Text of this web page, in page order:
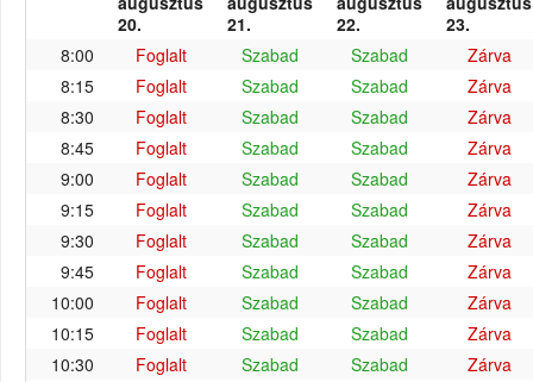
20.
21.
22.
23.
8:00
Foglalt Szabad Szabad
Zárva
8:15
Foglalt Szabad Szabad
Zárva
8:30
Foglalt Szabad Szabad
Zárva
8:45
Foglalt Szabad Szabad
Zárva
9:00
Foglalt Szabad Szabad
Zárva
9:15
Foglalt Szabad Szabad
Zárva
9:30
Foglalt Szabad Szabad
Zárva
9:45
Foglalt Szabad Szabad
Zárva
10:00
Foglalt Szabad Szabad
Zárva
10:15
Foglalt Szabad Szabad
Zárva
10:30
Foglalt Szabad Szabad
Zárva